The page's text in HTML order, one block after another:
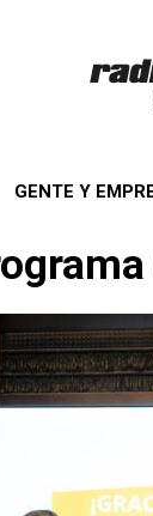
GENTE Y